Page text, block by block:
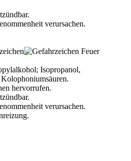
verursachen.
Isopropanol,
hervorrufen.
verursachen.